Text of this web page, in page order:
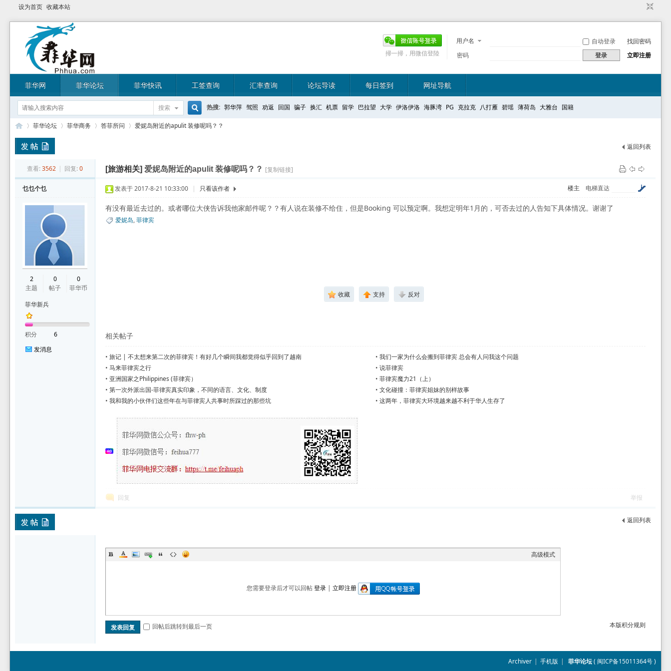
设为首页 收藏本站
用户名 自动登录
找回密码
密码
登录 立即注册
掃一掃，用微信登陸
菲华网 菲华论坛 菲华快讯 工签查询 汇率查询 论坛导读 每日签到 网址导航
搜索
搜
索
热搜: 郭华萍 驾照 劝返 回国 骗子 换汇 机票 留学 巴拉望 大学 伊洛伊洛 海豚湾 PG 克拉克 八打雁 碧瑶 薄荷岛 大雅台 国籍
菲华论坛 菲华商务 答菲所问
›
爱妮岛附近的apulit 装修呢吗？？
返回列表
查看: 3562 | 回复: 0 [旅游相关] 爱妮岛附近的apulit 装修呢吗？？ [复制链接]
乜乜个乜
2
主题
0
帖子
0
菲华币
菲华新兵
积分
6
发消息
电梯直达
楼主
发表于 2017-8-21 10:33:00 | 只看该作者
有没有最近去过的。或者哪位大侠告诉我他家邮件呢？？有人说在装修不给住，但是Booking 可以预定啊。我想定明年1月的，可否去过的人告知下具体情况。谢谢了
爱妮岛,菲律宾
收藏 支持 反对
相关帖子
•旅记 | 不太想来第二次的菲律宾！有好几个瞬间我都觉得似乎回到了越南 •我们一家为什么会搬到菲律宾 总会有人问我这个问题
•马来菲律宾之行 •说菲律宾
• 亚洲国家之Philippines (菲律宾） •菲律宾魔力21（上）
•第一次外派出国-菲律宾真实印象，不同的语言、文化、制度 •文化碰撞：菲律宾姐妹的别样故事
•我和我的小伙伴们这些年在与菲律宾人共事时所踩过的那些坑 •这两年，菲律宾大环境越来越不利于华人生存了
回复 举报
返回列表
高级模式
您需要登录后才可以回帖登录| 立即注册
本版积分规则
发表回复 回帖后跳转到最后一页
Archiver | 手机版 | 菲华论坛( 闽ICP备15011364号)